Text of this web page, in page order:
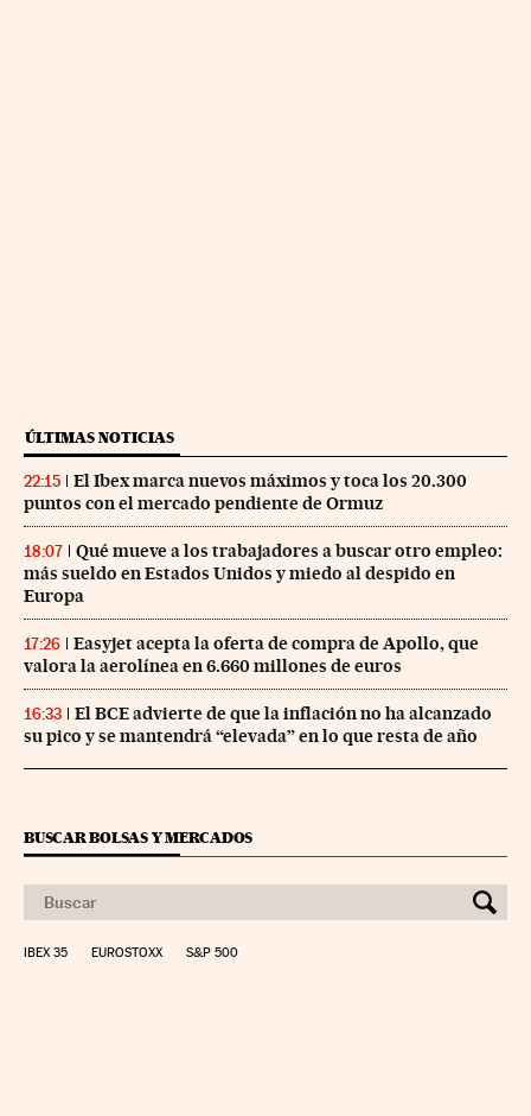
ÚLTIMAS NOTICIAS
22:15
El Ibex marca nuevos máximos y toca los 20.300
puntos con el mercado pendiente de Ormuz
18:07
Qué mueve a los trabajadores a buscar otro empleo:
más sueldo en Estados Unidos y miedo al despido en
Europa
17:26
Easyjet acepta la oferta de compra de Apollo, que
valora la aerolínea en 6.660 millones de euros
16:33
El BCE advierte de que la inflación no ha alcanzado
su pico y se mantendrá “elevada” en lo que resta de año
BUSCAR BOLSAS Y MERCADOS
IBEX 35 EUROSTOXX S&P 500